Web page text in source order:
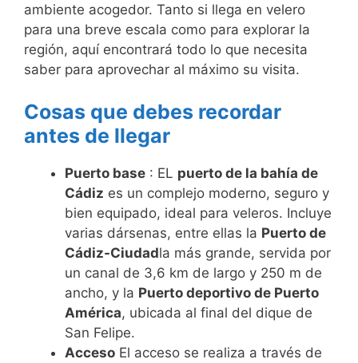
ambiente acogedor. Tanto si llega en velero
para una breve escala como para explorar la
región, aquí encontrará todo lo que necesita
saber para aprovechar al máximo su visita.
Cosas que debes recordar
antes de llegar
Puerto base : EL puerto de la bahía de
Cádiz es un complejo moderno, seguro y
bien equipado, ideal para veleros. Incluye
varias dársenas, entre ellas la Puerto de
Cádiz-Ciudadla más grande, servida por
un canal de 3,6 km de largo y 250 m de
ancho, y la Puerto deportivo de Puerto
América, ubicada al final del dique de
San Felipe.
Acceso El acceso se realiza a través de